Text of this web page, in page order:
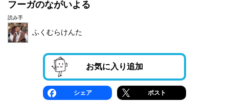
フーガのながいよる
読み手
ふくむらけんた
お気に入り追加
シェア ポスト